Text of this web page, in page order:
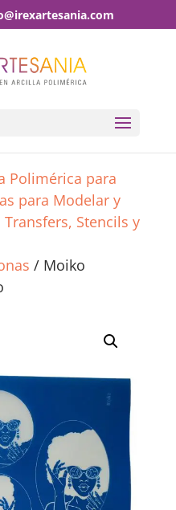
Polimérica para
para Modelar y
Transfers, Stencils y
/ Moiko